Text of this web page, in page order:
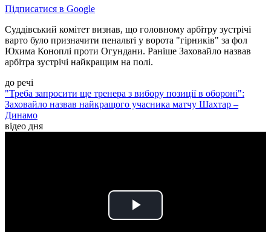
Підписатися в Google
Суддівський комітет визнав, що головному арбітру зустрічі
варто було призначити пенальті у ворота "гірників" за фол
Юхима Коноплі проти Огундани. Раніше Заховайло назвав
арбітра зустрічі найкращим на полі.
до речі
"Треба запросити ще тренера з вибору позиції в обороні":
Заховайло назвав найкращого учасника матчу Шахтар –
Динамо
відео дня
Play